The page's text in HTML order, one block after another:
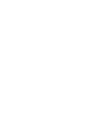
ist zurzeit nicht
verfügbar.)